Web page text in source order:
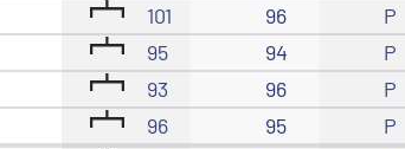
101 96
P
95 94
P
93 96
P
96 95 P